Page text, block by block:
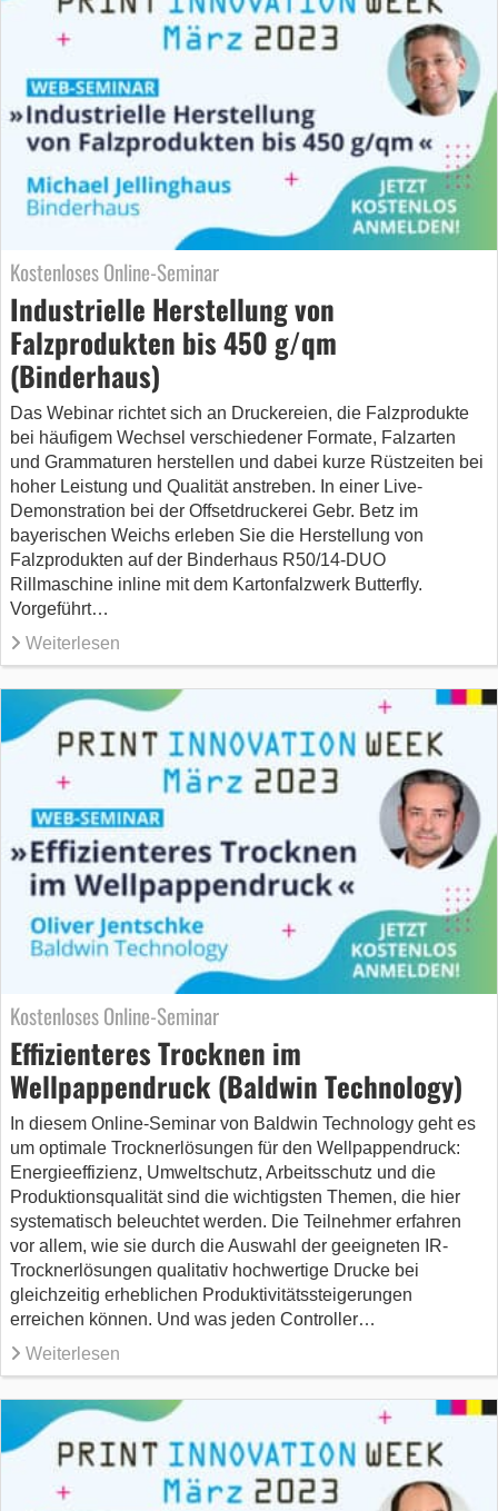
Kostenloses Online-Seminar
Industrielle Herstellung von
Falzprodukten bis 450 g/qm
(Binderhaus)
Das Webinar richtet sich an Druckereien, die Falzprodukte
bei häufigem Wechsel verschiedener Formate, Falzarten
und Grammaturen herstellen und dabei kurze Rüstzeiten bei
hoher Leistung und Qualität anstreben. In einer Live-
Demonstration bei der Offsetdruckerei Gebr. Betz im
bayerischen Weichs erleben Sie die Herstellung von
Falzprodukten auf der Binderhaus R50/14-DUO
Rillmaschine inline mit dem Kartonfalzwerk Butterfly.
Vorgeführt…
Weiterlesen
Kostenloses Online-Seminar
Effizienteres Trocknen im
Wellpappendruck (Baldwin Technology)
In diesem Online-Seminar von Baldwin Technology geht es
um optimale Trocknerlösungen für den Wellpappendruck:
Energieeffizienz, Umweltschutz, Arbeitsschutz und die
Produktionsqualität sind die wichtigsten Themen, die hier
systematisch beleuchtet werden. Die Teilnehmer erfahren
vor allem, wie sie durch die Auswahl der geeigneten IR-
Trocknerlösungen qualitativ hochwertige Drucke bei
gleichzeitig erheblichen Produktivitätssteigerungen
erreichen können. Und was jeden Controller…
Weiterlesen